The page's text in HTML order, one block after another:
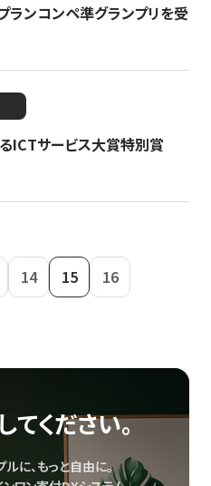
ランコンペ準グランプリを受
ICTサービス大賞特別賞
14 15 16
てください。
に、もっと自由に。